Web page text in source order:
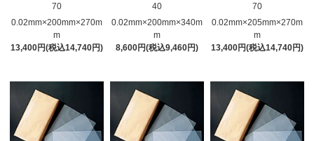
70
0.02mm×200mm×270m
m
13,400円(税込14,740円)
40
0.02mm×200mm×340m
m
8,600円(税込9,460円)
70
0.02mm×205mm×270m
m
13,400円(税込14,740円)